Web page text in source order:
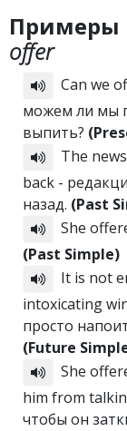
Примеры
offer
Can we
можем ли мы
выпить?
The
back -
назад. (Past
She
(Past Simple)
It is not
intoxicating
просто
(Future
She
him from
чтобы он